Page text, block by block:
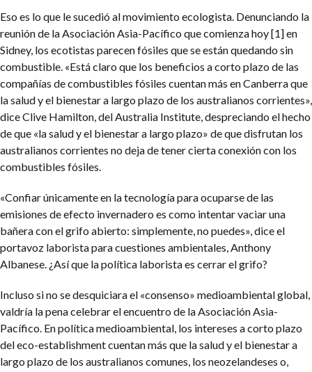
Eso es lo que le sucedió al movimiento ecologista. Denunciando la
reunión de la Asociación Asia-Pacífico que comienza hoy [1] en
Sidney, los ecotistas parecen fósiles que se están quedando sin
combustible. «Está claro que los beneficios a corto plazo de las
compañías de combustibles fósiles cuentan más en Canberra que
la salud y el bienestar a largo plazo de los australianos corrientes»,
dice Clive Hamilton, del Australia Institute, despreciando el hecho
de que «la salud y el bienestar a largo plazo» de que disfrutan los
australianos corrientes no deja de tener cierta conexión con los
combustibles fósiles.
«Confiar únicamente en la tecnología para ocuparse de las
emisiones de efecto invernadero es como intentar vaciar una
bañera con el grifo abierto: simplemente, no puedes», dice el
portavoz laborista para cuestiones ambientales, Anthony
Albanese. ¿Así que la política laborista es cerrar el grifo?
Incluso si no se desquiciara el «consenso» medioambiental global,
valdría la pena celebrar el encuentro de la Asociación Asia-
Pacífico. En política medioambiental, los intereses a corto plazo
del eco-establishment cuentan más que la salud y el bienestar a
largo plazo de los australianos comunes, los neozelandeses o,